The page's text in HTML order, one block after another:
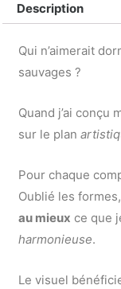
Description
Qui n’aimerait
sauvages ?
Quand j’ai conçu
sur le plan
Pour chaque
Oublié les
au mieux ce que
harmonieuse.
Le visuel